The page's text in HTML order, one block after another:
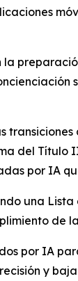
del Título
por IA
una Lista
de
por IA
y